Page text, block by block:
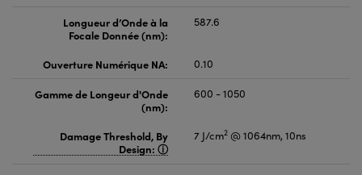
Longueur d’Onde à la
Focale Donnée (nm):
587.6
Ouverture Numérique NA: 0.10
Gamme de Longeur d'Onde
(nm):
600 - 1050
Damage Threshold, By
Design:
7 J/cm2 @ 1064nm, 10ns